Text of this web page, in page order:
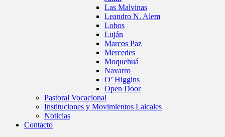
Las Malvinas
Leandro N. Alem
Lobos
Luján
Marcos Paz
Mercedes
Moquehuá
Navarro
O’ Higgins
Open Door
Pastoral Vocacional
Instituciones y Movimientos Laicales
Noticias
Contacto